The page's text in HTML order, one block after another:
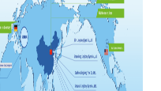
சப்ளையர்களாக இது
வெற்றிகரமாக மாறுகிறது.